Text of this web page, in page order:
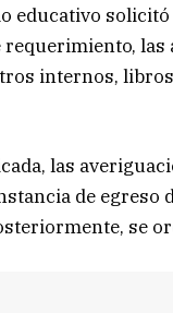
educativo
internos,
las
de
se